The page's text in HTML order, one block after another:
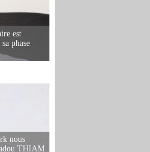
est
phase
nous
THIAM